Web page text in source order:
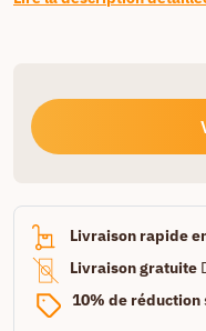
Livraison rapide
Livraison gratuite
10% de réduction